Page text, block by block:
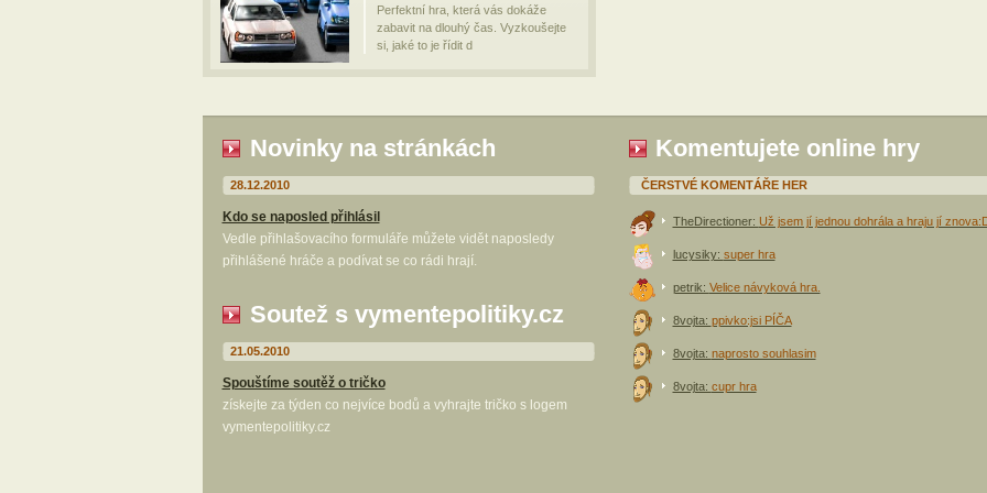
Perfektní hra, která vás dokáže
zabavit na dlouhý čas. Vyzkoušejte
si, jaké to je řídit d
Novinky na stránkách
28.12.2010
Kdo se naposled přihlásil
Vedle přihlašovacího formuláře můžete vidět naposledy
přihlášené hráče a podívat se co rádi hrají.
Soutež s vymentepolitiky.cz
21.05.2010
Spouštíme soutěž o tričko
získejte za týden co nejvíce bodů a vyhrajte tričko s logem
vymentepolitiky.cz
Komentujete online hry
ČERSTVÉ KOMENTÁŘE HER
TheDirectioner: Už jsem jí jednou dohrála a hraju jí
lucysiky: super hra
petrik: Velice návyková hra.
8vojta: ppivko:jsi PÍČA
8vojta: naprosto souhlasim
8vojta: cupr hra